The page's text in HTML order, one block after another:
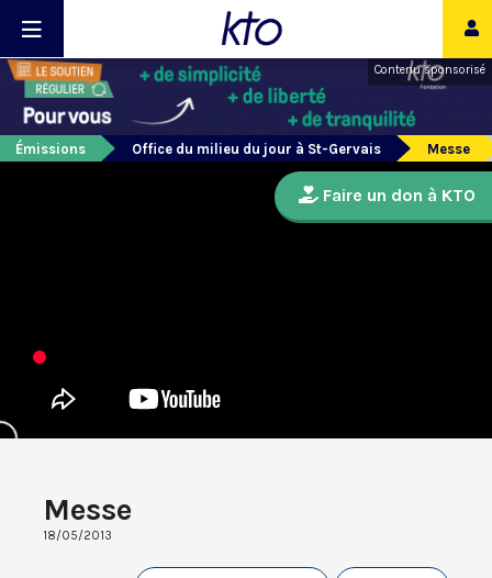
Contenu sponsorisé
Émissions Office du milieu du jour à St-Gervais Messe
Messe
18/05/2013
Faire un don à KTO